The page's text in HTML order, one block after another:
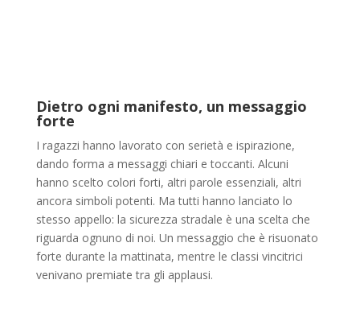
Dietro ogni manifesto, un messaggio
forte
I ragazzi hanno lavorato con serietà e ispirazione,
dando forma a messaggi chiari e toccanti. Alcuni
hanno scelto colori forti, altri parole essenziali, altri
ancora simboli potenti. Ma tutti hanno lanciato lo
stesso appello: la sicurezza stradale è una scelta che
riguarda ognuno di noi. Un messaggio che è risuonato
forte durante la mattinata, mentre le classi vincitrici
venivano premiate tra gli applausi.